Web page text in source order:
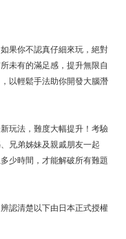
果你不認真仔細來玩，絕對
未有的滿足感，提升無限自
以輕鬆手法助你開發大腦潛
玩法，難度大幅提升！考驗
兄弟姊妹及親戚朋友一起
少時間，才能解破所有難題
認清楚以下由日本正式授權